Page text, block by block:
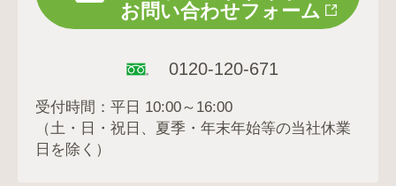
お問い合わせフォーム
0120-120-671
受付時間：平日 10:00～16:00
（土・日・祝日、夏季・年末年始等の当社休業
日を除く）